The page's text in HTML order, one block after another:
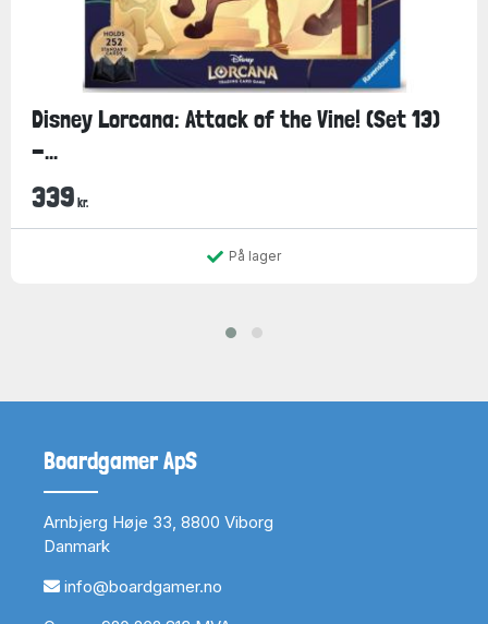
Disney Lorcana: Attack of the Vine! (Set 13)
-...
339 kr.
På lager
Boardgamer ApS
Arnbjerg Høje 33, 8800 Viborg
Danmark
info@boardgamer.no